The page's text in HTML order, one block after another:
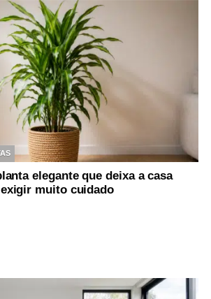
elegante que deixa a casa
muito cuidado